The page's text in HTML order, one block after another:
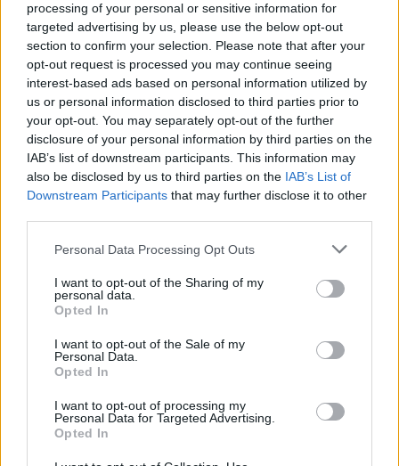
processing of your personal or sensitive information for
targeted advertising by us, please use the below opt-out
section to confirm your selection. Please note that after your
opt-out request is processed you may continue seeing
interest-based ads based on personal information utilized by
us or personal information disclosed to third parties prior to
your opt-out. You may separately opt-out of the further
disclosure of your personal information by third parties on the
IAB’s list of downstream participants. This information may
also be disclosed by us to third parties on the IAB’s List of
Downstream Participants that may further disclose it to other
Personal Data Processing Opt Outs
I want to opt-out of the Sharing of my
personal data.
Opted In
I want to opt-out of the Sale of my
Personal Data.
Opted In
I want to opt-out of processing my
Personal Data for Targeted Advertising.
Opted In